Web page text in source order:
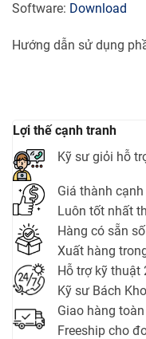
Lợi thế cạnh tranh
Kỹ sư giỏi hỗ
Giá thành
Luôn tốt nhất
Hàng có sẵn
Xuất hàng
Hỗ trợ kỹ thuật
Kỹ sư Bách
Giao hàng
Freeship cho
Software: Download
Hướng dẫn sử dụng